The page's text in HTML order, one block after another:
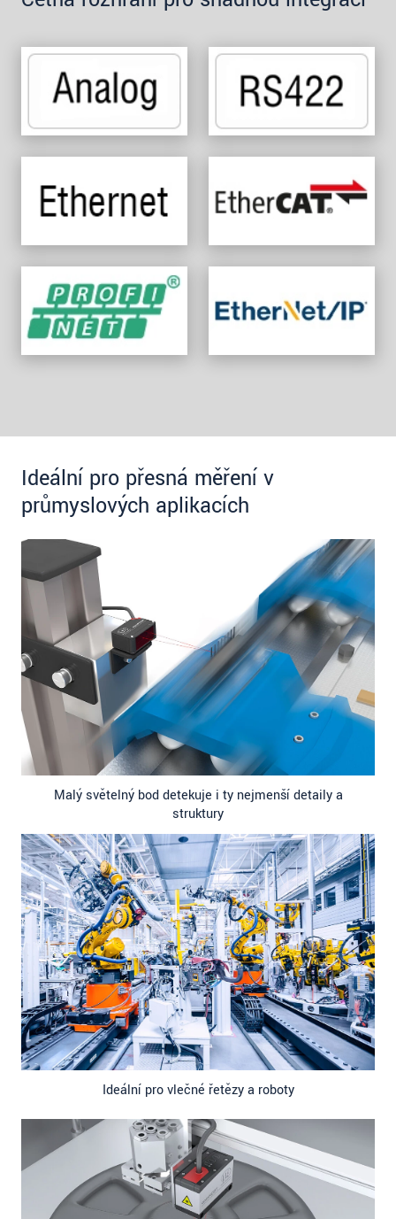
Ideální pro přesná měření v
průmyslových aplikacích
Malý světelný bod detekuje i ty nejmenší detaily a
struktury
Ideální pro vlečné řetězy a roboty